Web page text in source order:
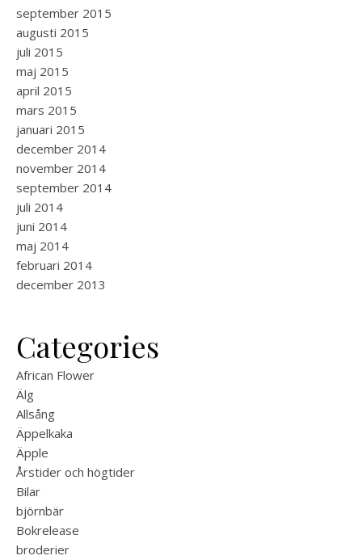
september 2015
augusti 2015
juli 2015
maj 2015
april 2015
mars 2015
januari 2015
december 2014
november 2014
september 2014
juli 2014
juni 2014
maj 2014
februari 2014
december 2013
Categories
African Flower
Älg
Allsång
Äppelkaka
Äpple
Årstider och högtider
Bilar
björnbär
Bokrelease
broderier